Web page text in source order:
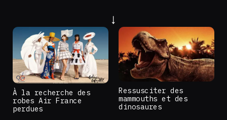
À la recherche des
robes Air France
perdues
Ressusciter des
mammouths et des
dinosaures